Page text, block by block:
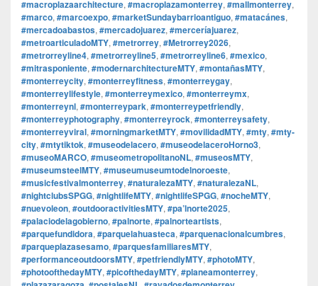
#macroplazaarchitecture, #macroplazamonterrey, #mallmonterrey,
#marco, #marcoexpo, #marketSundaybarrioantiguo, #matacánes,
#mercadoabastos, #mercadojuarez, #merceríajuarez,
#metroarticuladoMTY, #metrorrey, #Metrorrey2026,
#metrorreyline4, #metrorreyline5, #metrorreyline6, #mexico,
#mitrasponiente, #modernarchitectureMTY, #montañasMTY,
#monterreycity, #monterreyfitness, #monterreygay,
#monterreylifestyle, #monterreymexico, #monterreymx,
#monterreynl, #monterreypark, #monterreypetfriendly,
#monterreyphotography, #monterreyrock, #monterreysafety,
#monterreyviral, #morningmarketMTY, #movilidadMTY, #mty, #mty-
city, #mtytiktok, #museodelacero, #museodelaceroHorno3,
#museoMARCO, #museometropolitanoNL, #museosMTY,
#museumsteelMTY, #museumuseumtodelnoroeste,
#musicfestivalmonterrey, #naturalezaMTY, #naturalezaNL,
#nightclubsSPGG, #nightlifeMTY, #nightlifeSPGG, #nocheMTY,
#nuevoleon, #outdooractivitiesMTY, #pa’lnorte2025,
#palaciodelagobierno, #palnorte, #palnorteartists,
#parquefundidora, #parquelahuasteca, #parquenacionalcumbres,
#parqueplazasesamo, #parquesfamiliaresMTY,
#performanceoutdoorsMTY, #petfriendlyMTY, #photoMTY,
#photoofthedayMTY, #picofthedayMTY, #planeamonterrey,